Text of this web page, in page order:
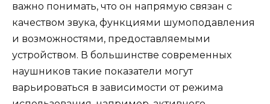
важно понимать, что он напрямую связан с
качеством звука, функциями шумоподавления
и возможностями, предоставляемыми
устройством. В большинстве современных
наушников такие показатели могут
варьироваться в зависимости от режима